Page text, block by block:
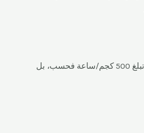
لا تستطيع الشركة توفير خط بسكويت دب الشوكولاتة الاحترافي بقدرة إنتاجية تبلغ 500 كجم/ساعة فحسب، بل